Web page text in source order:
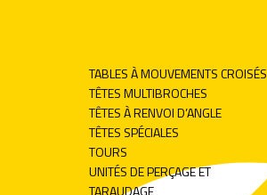
TABLES À MOUVEMENTS CROISÉS
TÊTES MULTIBROCHES
TÊTES À RENVOI D’ANGLE
TÊTES SPÉCIALES
TOURS
UNITÉS DE PERÇAGE ET